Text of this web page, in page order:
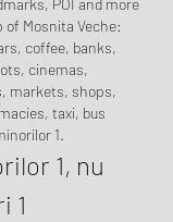
POI and more
Mosnita Veche:
coffee, banks,
cinemas,
markets, shops,
taxi, bus
1.
1, nu
1